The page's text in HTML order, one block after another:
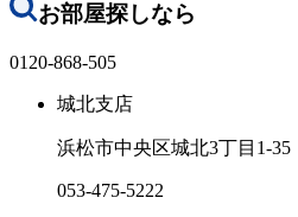
お部屋探しなら
0120-868-505
城北支店
浜松市中央区城北3丁目1-35
053-475-5222